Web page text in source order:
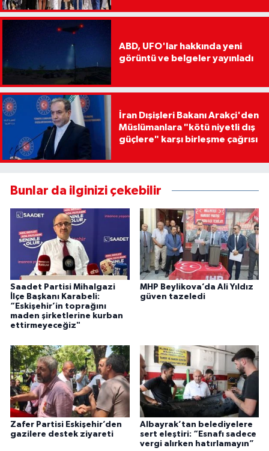
ABD, UFO'lar hakkında yeni
görüntü ve belgeler yayınladı
İran Dışişleri Bakanı Arakçi'den
Müslümanlara "kötü niyetli dış
güçlere" karşı birleşme çağrısı
Bunlar da ilginizi çekebilir
Saadet Partisi Mihalgazi
İlçe Başkanı Karabeli:
“Eskişehir’in toprağını
maden şirketlerine kurban
ettirmeyeceğiz"
MHP Beylikova’da Ali Yıldız
güven tazeledi
Zafer Partisi Eskişehir’den
gazilere destek ziyareti
Albayrak’tan belediyelere
sert eleştiri: “Esnafı sadece
vergi alırken hatırlamayın”